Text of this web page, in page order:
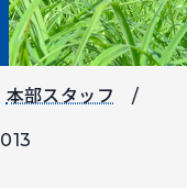
本部スタッフ